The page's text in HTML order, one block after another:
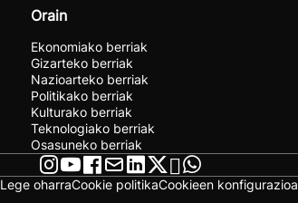
Orain
Ekonomiako berriak
Gizarteko berriak
Nazioarteko berriak
Politikako berriak
Kulturako berriak
Teknologiako berriak
Osasuneko berriak
Lege oharraCookie politikaCookieen konfigurazioa